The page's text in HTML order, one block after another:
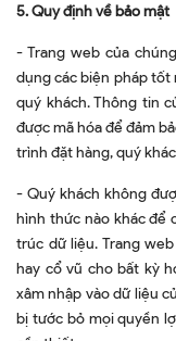
5. Quy định về bảo mật
- Trang web của
dụng các biện pháp tốt
quý khách. Thông tin
được mã hóa để đảm
trình đặt hàng, quý
- Quý khách không
hình thức nào khác để
trúc dữ liệu. Trang
hay cổ vũ cho bất kỳ
xâm nhập vào dữ liệu
bị tước bỏ mọi quyền